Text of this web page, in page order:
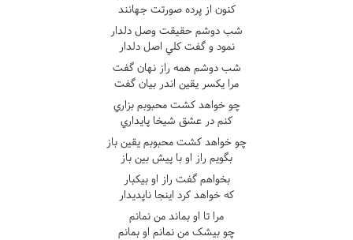
کنون از پرده صورتت جهانند
شب دوشم حقيقت وصل دلدار
نمود و گفت کلي اصل دلدار
شب دوشم همه راز نهان گفت
مرا يکسر يقين اندر بيان گفت
چو خواهد کشت محبوبم بزاري
کنم در عشق شيخا پايداري
چو خواهد کشت محبوبم يقين باز
بگويم راز او با پيش بين باز
بخواهم گفت راز او بيکبار
که خواهد کرد اينجا ناپديدار
مرا تا او بماند من نمانم
چو بيشک من نمانم او بمانم